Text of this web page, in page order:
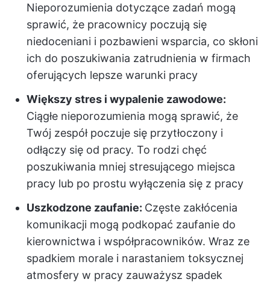
Nieporozumienia dotyczące zadań mogą
sprawić, że pracownicy poczują się
niedoceniani i pozbawieni wsparcia, co skłoni
ich do poszukiwania zatrudnienia w firmach
oferujących lepsze warunki pracy
Większy stres i wypalenie zawodowe:
Ciągłe nieporozumienia mogą sprawić, że
Twój zespół poczuje się przytłoczony i
odłączy się od pracy. To rodzi chęć
poszukiwania mniej stresującego miejsca
pracy lub po prostu wyłączenia się z pracy
Uszkodzone zaufanie: Częste zakłócenia
komunikacji mogą podkopać zaufanie do
kierownictwa i współpracowników. Wraz ze
spadkiem morale i narastaniem toksycznej
atmosfery w pracy zauważysz spadek